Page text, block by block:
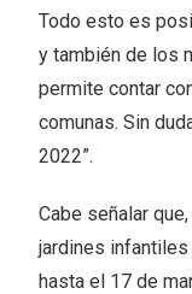
Todo esto es
y también de los
permite contar
comunas. Sin
2022”.
Cabe señalar
jardines
hasta el 17 de